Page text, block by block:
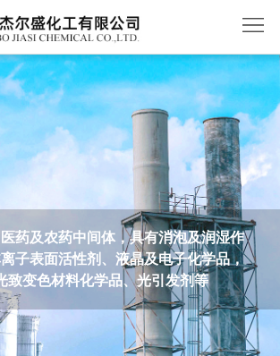
药及农药中间体，具有消泡及润湿作
子表面活性剂、液晶及电子化学品，
致变色材料化学品、光引发剂等